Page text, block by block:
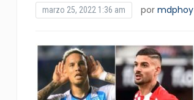
marzo 25, 2022 1:36 am por mdphoy